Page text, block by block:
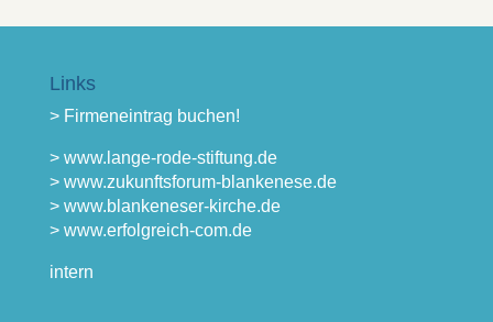
Links
> Firmeneintrag buchen!
> www.lange-rode-stiftung.de
> www.zukunftsforum-blankenese.de
> www.blankeneser-kirche.de
> www.erfolgreich-com.de
intern